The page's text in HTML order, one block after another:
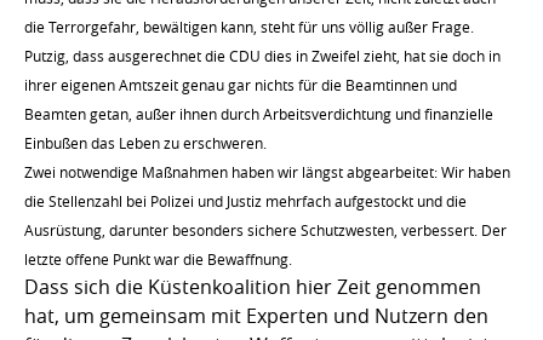
die Terrorgefahr, bewältigen kann, steht für uns völlig außer Frage.
Putzig, dass ausgerechnet die CDU dies in Zweifel zieht, hat sie doch in
ihrer eigenen Amtszeit genau gar nichts für die Beamtinnen und
Beamten getan, außer ihnen durch Arbeitsverdichtung und finanzielle
Einbußen das Leben zu erschweren.
Zwei notwendige Maßnahmen haben wir längst abgearbeitet: Wir haben
die Stellenzahl bei Polizei und Justiz mehrfach aufgestockt und die
Ausrüstung, darunter besonders sichere Schutzwesten, verbessert. Der
letzte offene Punkt war die Bewaffnung.
Dass sich die Küstenkoalition hier Zeit genommen
hat, um gemeinsam mit Experten und Nutzern den